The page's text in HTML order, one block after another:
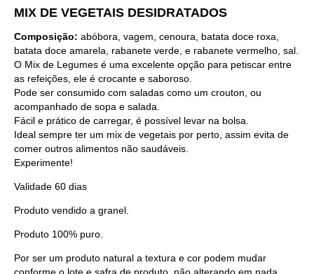
MIX DE VEGETAIS DESIDRATADOS
Composição: abóbora, vagem, cenoura, batata doce roxa,
batata doce amarela, rabanete verde, e rabanete vermelho, sal.
O Mix de Legumes é uma excelente opção para petiscar entre
as refeições, ele é crocante e saboroso.
Pode ser consumido com saladas como um crouton, ou
acompanhado de sopa e salada.
Fácil e prático de carregar, é possível levar na bolsa.
Ideal sempre ter um mix de vegetais por perto, assim evita de
comer outros alimentos não saudáveis.
Experimente!
Validade 60 dias
Produto vendido a granel.
Produto 100% puro.
Por ser um produto natural a textura e cor podem mudar
conforme o lote e safra de produto, não alterando em nada